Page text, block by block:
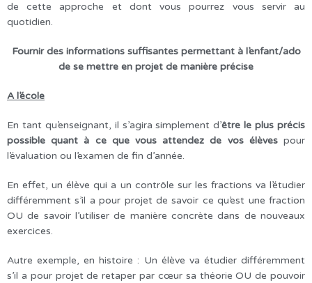
de cette approche et dont vous pourrez vous servir au
quotidien.
Fournir des informations suffisantes permettant à l’enfant/ado
de se mettre en projet de manière précise
A l’école
En tant qu’enseignant, il s’agira simplement d’être le plus précis
possible quant à ce que vous attendez de vos élèvespour
l’évaluation ou l’examen de fin d’année.
En effet, un élève qui a un contrôle sur les fractions va l’étudier
différemment s’il a pour projet de savoir ce qu’est une fraction
OU de savoir l’utiliser de manière concrète dans de nouveaux
exercices.
Autre exemple, en histoire : Un élève va étudier différemment
s’il a pour projet de retaper par cœur sa théorie OU de pouvoir